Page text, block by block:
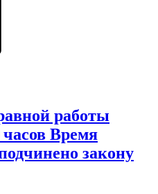
работы
часов Время
закону